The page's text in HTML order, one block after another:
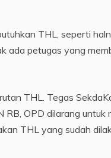
THL, seperti
ada petugas yang
THL. Tegas
OPD dilarang untuk
THL yang sudah